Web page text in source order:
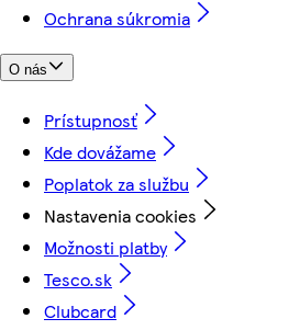
Ochrana súkromia
O nás
Prístupnosť
Kde dovážame
Poplatok za službu
Nastavenia cookies
Možnosti platby
Tesco.sk
Clubcard